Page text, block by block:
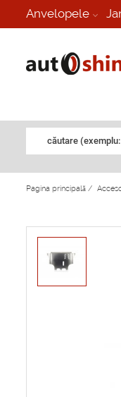
Anvelopele
căutare
Pagina principală /